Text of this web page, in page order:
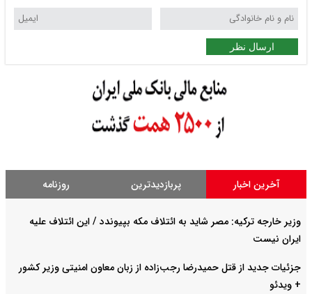
ارسال نظر
آخرین اخبار پربازدیدترین روزنامه
وزیر خارجه ترکیه: مصر شاید به ائتلاف مکه بپیوندد / این ائتلاف علیه
ایران نیست
جزئیات جدید از قتل حمیدرضا رجب‌زاده از زبان معاون امنیتی وزیر کشور
+ ویدئو